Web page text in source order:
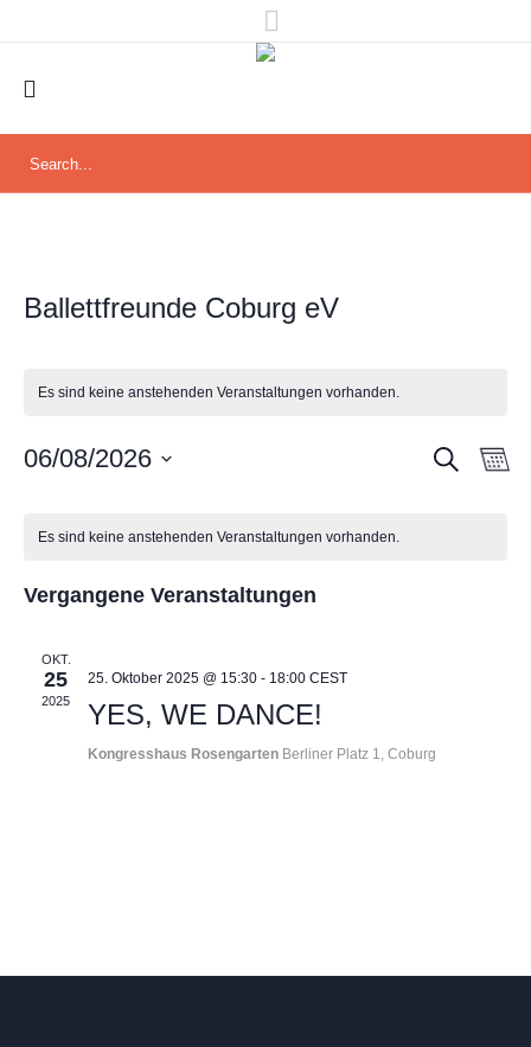
Ballettfreunde Coburg eV
Es sind keine anstehenden Veranstaltungen vorhanden.
SUCHE
06/08/2026
Kalender
Es sind keine anstehenden Veranstaltungen vorhanden.
Vergangene Veranstaltungen
OKT.
25
2025
25. Oktober 2025 @ 15:30 - 18:00 CEST
YES, WE DANCE!
Kongresshaus Rosengarten Berliner Platz 1, Coburg